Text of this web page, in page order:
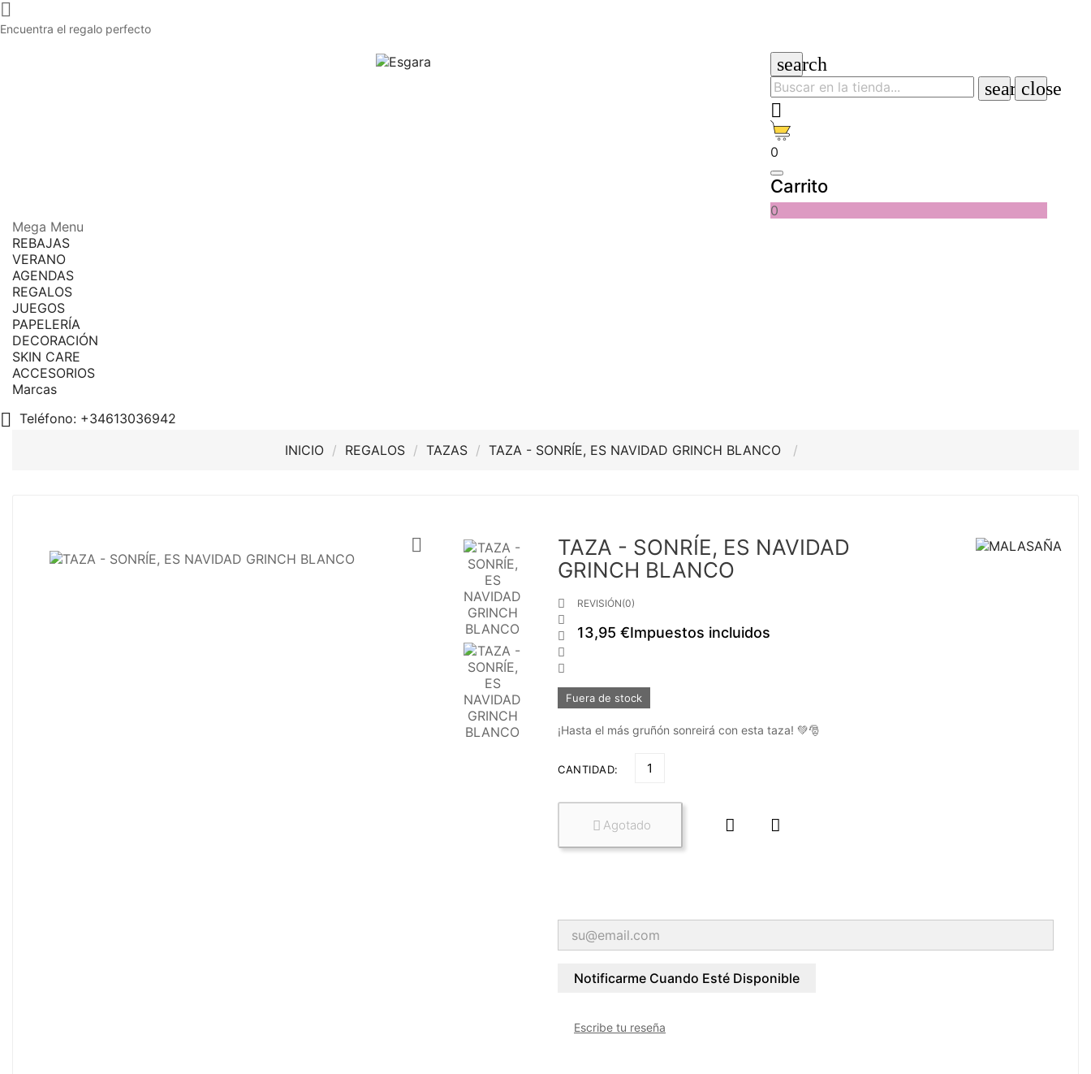

Encuentra el regalo perfecto
search
searchclose

0
Carrito
0
Mega Menu
REBAJAS
VERANO
AGENDAS
REGALOS
JUEGOS
PAPELERÍA
DECORACIÓN
SKIN CARE
ACCESORIOS
Marcas
 Teléfono: +34613036942
INICIO
REGALOS TAZAS TAZA - SONRÍE, ES NAVIDAD GRINCH BLANCO

TAZA - SONRÍE, ES NAVIDAD
GRINCH BLANCO





REVISIÓN(0)
13,95 €Impuestos incluidos
Fuera de stock
¡Hasta el más gruñón sonreirá con esta taza! 💚🎅
CANTIDAD:
 Agotado  
Notificarme Cuando Esté Disponible
Escribe tu reseña